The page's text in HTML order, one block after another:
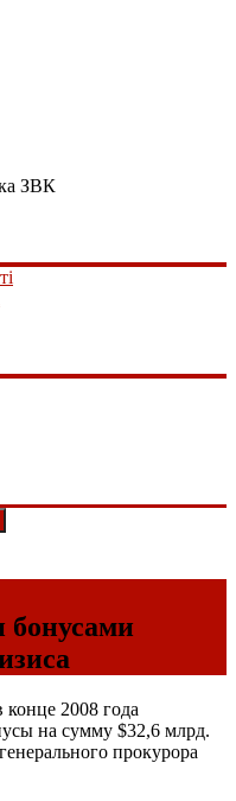
ЗВК
2008 года
на сумму $32,6 млрд.
прокурора